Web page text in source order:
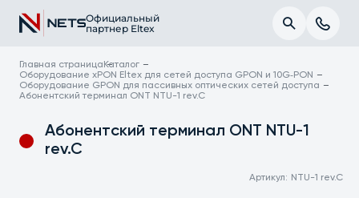
Официальный
партнер Eltex
Главная страница Каталог
Оборудование xPON Eltex для сетей доступа GPON и 10G‑PON
Оборудование GPON для пассивных оптических сетей доступа
Абонентский терминал ONT NTU-1 rev.C
Абонентский терминал ONT NTU-1
rev.C
Артикул: NTU-1 rev.C